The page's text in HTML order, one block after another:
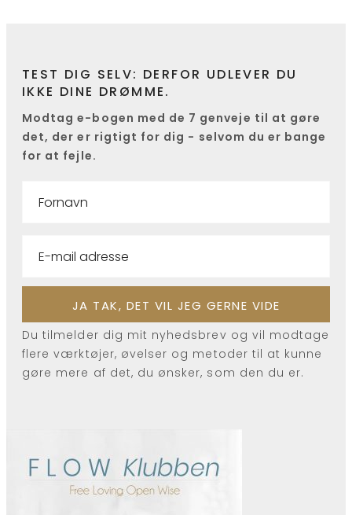
TEST DIG SELV: DERFOR UDLEVER DU
IKKE DINE DRØMME.
Modtag e-bogen med de 7 genveje til at gøre
det, der er rigtigt for dig - selvom du er bange
for at fejle.
Du tilmelder dig mit nyhedsbrev og vil modtage
flere værktøjer, øvelser og metoder til at kunne
gøre mere af det, du ønsker, som den du er.